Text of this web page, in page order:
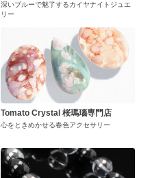
深いブルーで魅了するカイヤナイトジュエ
リー
Tomato Crystal 桜瑪瑙専門店
心をときめかせる春色アクセサリー